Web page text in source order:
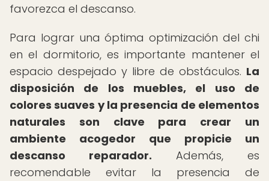
favorezca el descanso.
Para lograr una óptima optimización del chi
en el dormitorio, es importante mantener el
espacio despejado y libre de obstáculos. La
disposición de los muebles, el uso de
colores suaves y la presencia de elementos
naturales son clave para crear un
ambiente acogedor que propicie un
descanso reparador. Además, es
recomendable evitar la presencia de